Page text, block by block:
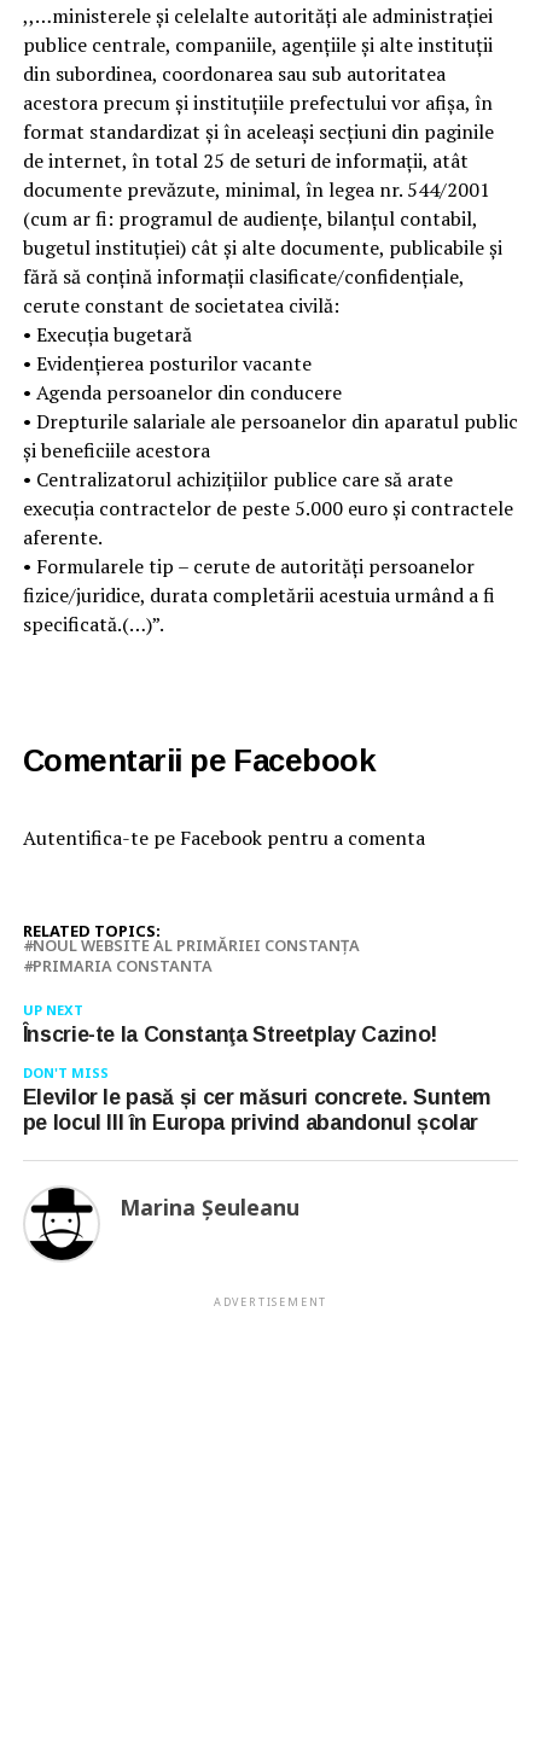
,,…ministerele şi celelalte autorităţi ale administraţiei
publice centrale, companiile, agenţiile şi alte instituţii
din subordinea, coordonarea sau sub autoritatea
acestora precum şi instituţiile prefectului vor afişa, în
format standardizat şi în aceleaşi secţiuni din paginile
de internet, în total 25 de seturi de informaţii, atât
documente prevăzute, minimal, în legea nr. 544/2001
(cum ar fi: programul de audienţe, bilanţul contabil,
bugetul instituţiei) cât şi alte documente, publicabile şi
fără să conţină informaţii clasificate/confidenţiale,
cerute constant de societatea civilă:
• Execuţia bugetară
• Evidenţierea posturilor vacante
• Agenda persoanelor din conducere
• Drepturile salariale ale persoanelor din aparatul public
şi beneficiile acestora
• Centralizatorul achiziţiilor publice care să arate
execuţia contractelor de peste 5.000 euro şi contractele
aferente.
• Formularele tip – cerute de autorităţi persoanelor
fizice/juridice, durata completării acestuia urmând a fi
specificată.(…)”.
Comentarii pe Facebook
Autentifica-te pe Facebook pentru a comenta
RELATED TOPICS:
NOUL WEBSITE AL PRIMĂRIEI CONSTANŢA
PRIMARIA CONSTANTA
UP NEXT
Înscrie-te la Constanţa Streetplay Cazino!
DON'T MISS
Elevilor le pasă și cer măsuri concrete. Suntem
pe locul III în Europa privind abandonul școlar
Marina Şeuleanu
ADVERTISEMENT